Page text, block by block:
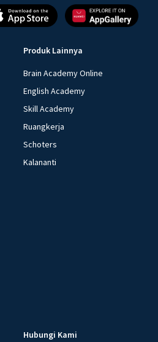
Produk Lainnya
Brain Academy Online
English Academy
Skill Academy
Ruangkerja
Schoters
Kalananti
Hubungi Kami